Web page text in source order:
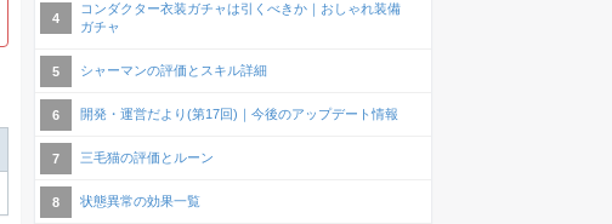
コンダクター衣装ガチャは引くべきか｜おしゃれ装備
ガチャ
シャーマンの評価とスキル詳細
開発・運営だより(第17回)｜今後のアップデート情報
三毛猫の評価とルーン
状態異常の効果一覧